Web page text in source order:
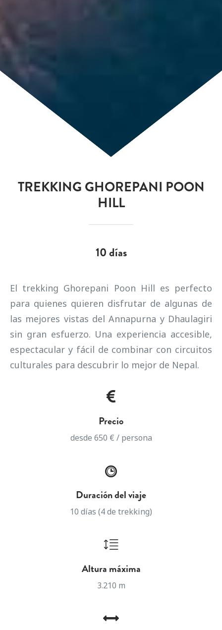
TREKKING GHOREPANI POON
HILL
10días
El trekking Ghorepani Poon Hill es perfecto
para quienes quieren disfrutar de algunas de
las mejores vistas del Annapurna y Dhaulagiri
sin gran esfuerzo. Una experiencia accesible,
espectacular y fácil de combinar con circuitos
culturales para descubrir lo mejor de Nepal.
Precio
desde 650 € / persona
Duración del viaje
10 días (4 de trekking)
Altura máxima
3.210 m